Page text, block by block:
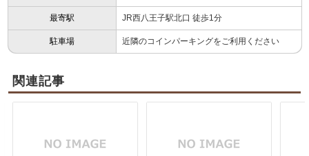
最寄駅 JR西八王子駅北口 徒歩1分
駐車場 近隣のコインパーキングをご利用ください
関連記事